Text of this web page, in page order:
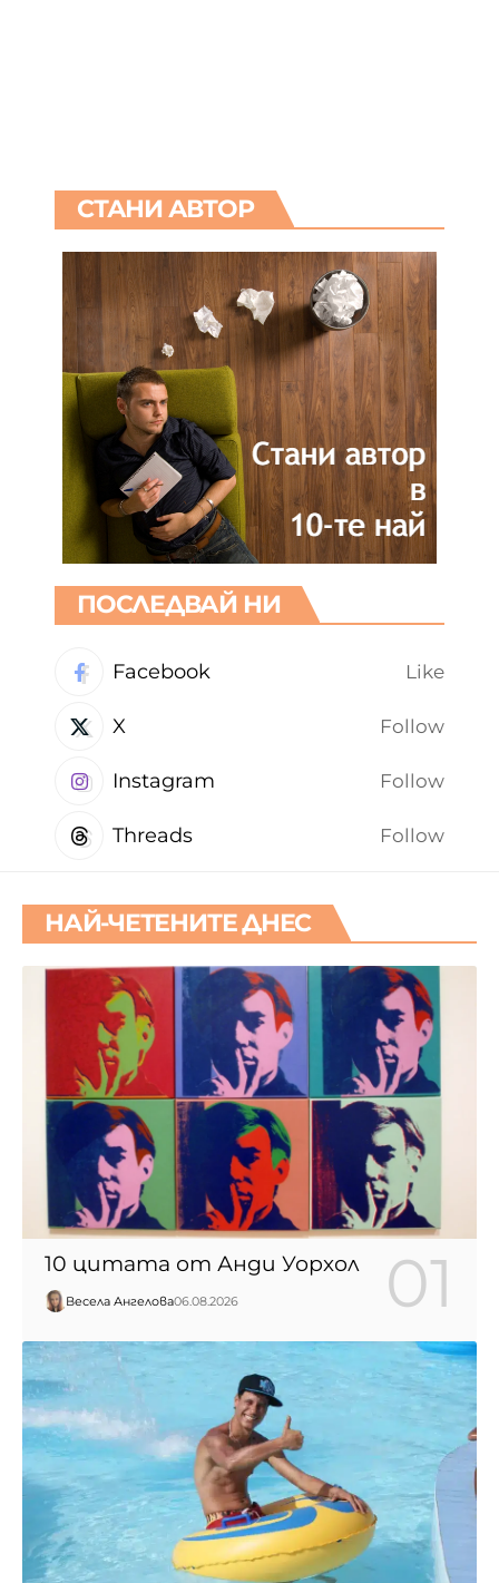
СТАНИ АВТОР
ПОСЛЕДВАЙ НИ
Facebook Like
X Follow
Instagram Follow
Threads Follow
НАЙ-ЧЕТЕНИТЕ ДНЕС
10 цитата от Анди Уорхол
Весела Ангелова06.08.2026